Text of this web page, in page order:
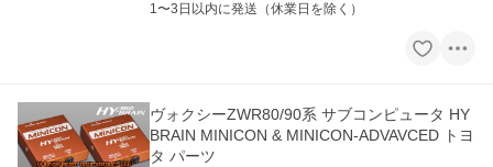
1〜3日以内に発送（休業日を除く）
ヴォクシーZWR80/90系 サブコンピュータ HY
BRAIN MINICON & MINICON-ADVAVCED トヨ
タ パーツ